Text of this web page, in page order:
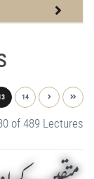
14
of 489 Lectures